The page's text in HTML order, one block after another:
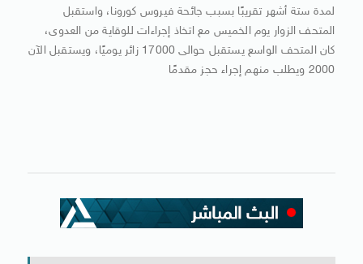
لمدة ستة أشهر تقريبًا بسبب جائحة فيروس كورونا، واستقبل
المتحف الزوار يوم الخميس مع اتخاذ إجراءات للوقاية من العدوى،
كان المتحف الواسع يستقبل حوالى 17000 زائر يوميًا، ويستقبل الآن
2000 ويطلب منهم إجراء حجز مقدمًا